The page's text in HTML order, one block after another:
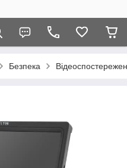
Безпека